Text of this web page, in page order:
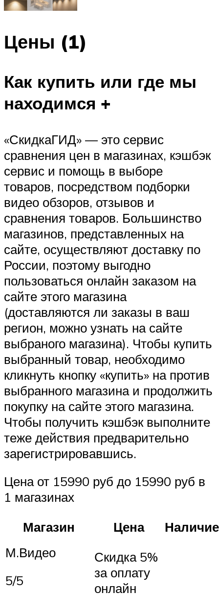
Цены (1)
Как купить или где мы
находимся +
«СкидкаГИД» — это сервис
сравнения цен в магазинах, кэшбэк
сервис и помощь в выборе
товаров, посредством подборки
видео обзоров, отзывов и
сравнения товаров. Большинство
магазинов, представленных на
сайте, осуществляют доставку по
России, поэтому выгодно
пользоваться онлайн заказом на
сайте этого магазина
(доставляются ли заказы в ваш
регион, можно узнать на сайте
выбраного магазина). Чтобы купить
выбранный товар, необходимо
кликнуть кнопку «купить» на против
выбранного магазина и продолжить
покупку на сайте этого магазина.
Чтобы получить кэшбэк выполните
теже действия предварительно
зарегистрировавшись.
Цена от 15990 руб до 15990 руб в
1 магазинах
Магазин
Цена
Наличие
М.Видео
5/5
Скидка 5%
за оплату
онлайн